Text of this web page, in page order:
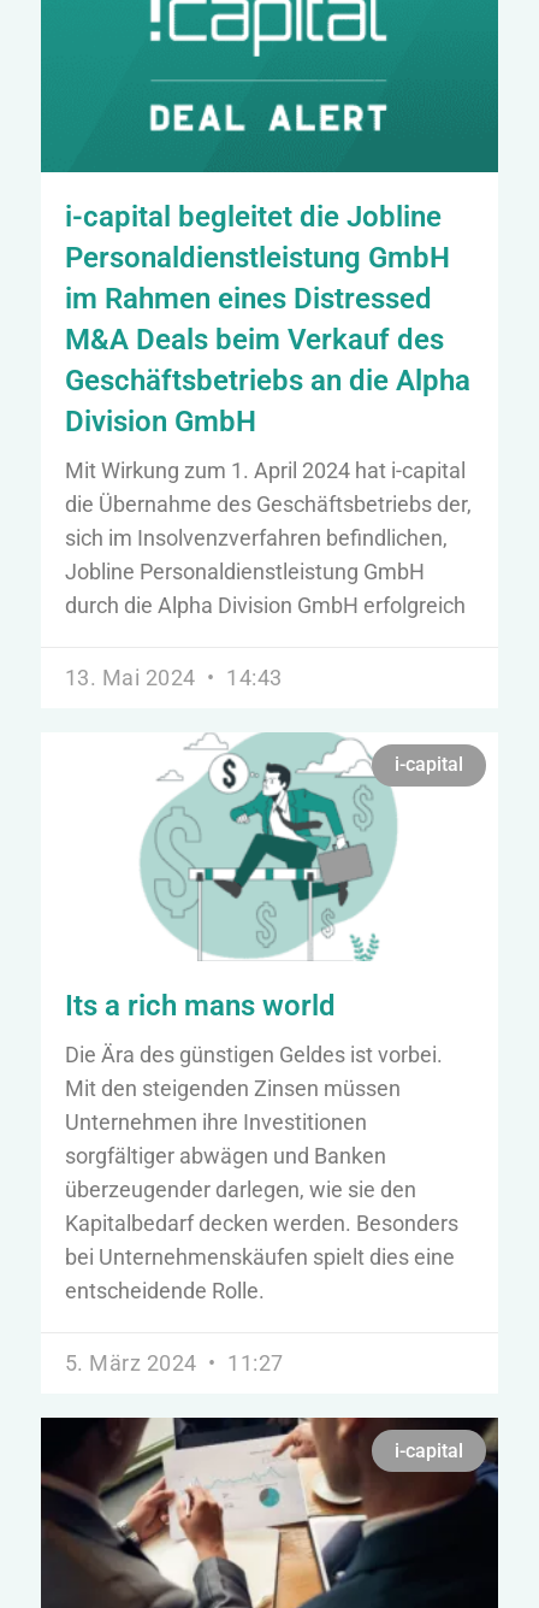
i-capital begleitet die Jobline
Personaldienstleistung GmbH
im Rahmen eines Distressed
M&A Deals beim Verkauf des
Geschäftsbetriebs an die Alpha
Division GmbH
Mit Wirkung zum 1. April 2024 hat i-capital
die Übernahme des Geschäftsbetriebs der,
sich im Insolvenzverfahren befindlichen,
Jobline Personaldienstleistung GmbH
durch die Alpha Division GmbH erfolgreich
13. Mai 2024 14:43
i-capital
Its a rich mans world
Die Ära des günstigen Geldes ist vorbei.
Mit den steigenden Zinsen müssen
Unternehmen ihre Investitionen
sorgfältiger abwägen und Banken
überzeugender darlegen, wie sie den
Kapitalbedarf decken werden. Besonders
bei Unternehmenskäufen spielt dies eine
entscheidende Rolle.
5. März 2024 11:27
i-capital